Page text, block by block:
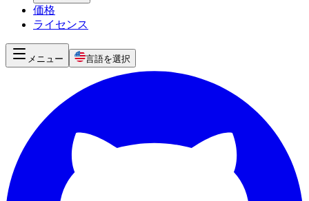
価格
ライセンス
メニュー 言語を選択